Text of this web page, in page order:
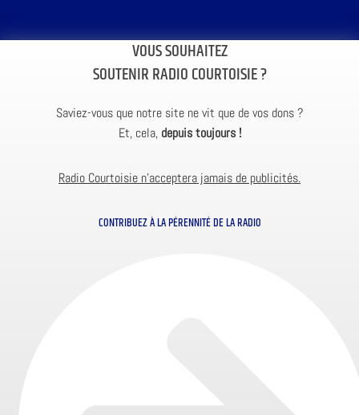
VOUS SOUHAITEZ
SOUTENIR RADIO COURTOISIE ?
Saviez-vous que notre site ne vit que de vos dons ?
Et, cela, depuis toujours !
Radio Courtoisie n’acceptera jamais de publicités.
CONTRIBUEZ À LA PÉRENNITÉ DE LA RADIO